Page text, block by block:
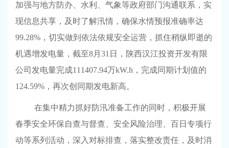
加强与地方防办、水利、气象等政府部门沟通联系，实
现信息共享，及时了解汛情，确保水情预报准确率达
99.28% ，切实做到依法依规安全运营，抓住稍纵即逝的
机遇增发电量，截至8月 31 日，陕西汉江投资开发有限
公司发电量完成111407.94万kW.h ，完成同期计划值的
124.59% ，再次创同期发电新高。
在集中精力抓好防汛准备工作的同时，积极开展
春季安全环保自查与督查、安全风险治理、百日专项行
动等系列活动，深入对标排查，落实整改责任，及时消